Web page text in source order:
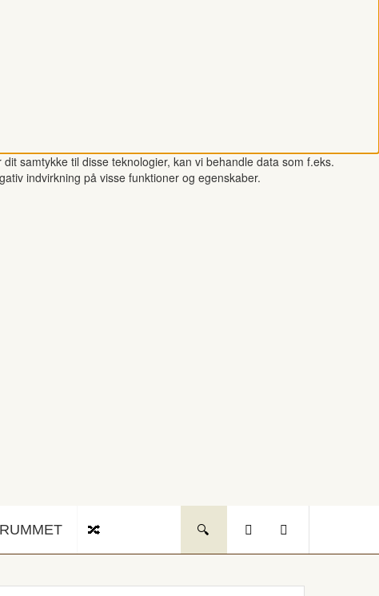
samtykke til disse teknologier, kan vi behandle data som f.eks.
indvirkning på visse funktioner og egenskaber.